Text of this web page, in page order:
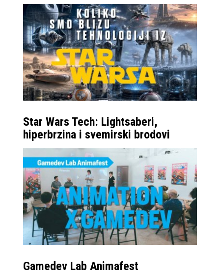
Star Wars Tech: Lightsaberi,
hiperbrzina i svemirski brodovi
Gamedev Lab Animafest